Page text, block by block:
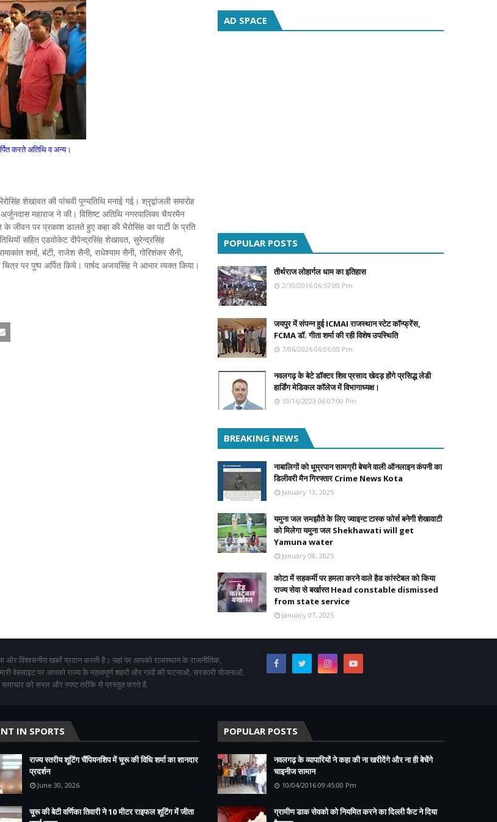
करते अतिथि व अन्य।
शेखावत की पांचवी पूण्यतिथि मनाई गई। श्रृद्वांजली समारोह
महाराज ने की। विशिष्ट अतिथि नगरपालिका चैयरमैन
जीवन पर प्रकाश डालते हुए कहा की भैरोसिंह का पार्टी के प्रति
सहित एडवोकेट दीपेन्द्रसिंह शेखावत, सुरेन्द्रसिंह
शर्मा, बंटी, राजेश सैनी, राधेश्याम सैनी, गोरिशंकर सैनी,
पर पुष्प अर्पित किये। पार्षद अजयसिंह ने आभार व्यक्त किया।
AD SPACE
POPULAR POSTS
तीर्थराज लोहार्गल धाम का इतिहास
2/10/2016 06:57:00 Pm
जयपुर में संपन्न हुई ICMAI राजस्थान स्टेट कॉन्फ्रेंस,
FCMA डॉ. गीता शर्मा की रही विशेष उपस्थिति
7/06/2026 06:06:00 Pm
नवलगढ़ के बेटे डॉक्टर शिव प्रसाद खेदड़ होंगे प्रसिद्ध लेडी
हार्डिंग मेडिकल कॉलेज में विभागाध्यक्ष।
10/16/2023 06:07:00 Pm
BREAKING NEWS
नाबालिगों को धूम्रपान सामग्री बेचने वाली ऑनलाइन कंपनी का
डिलीवरी मैन गिरफ्तार Crime News Kota
January 13, 2025
यमुना जल समझौते के लिए ज्वाइन्ट टास्क फोर्स बनेगी शेखावाटी
को मिलेगा यमुना जल Shekhawati will get
Yamuna water
January 08, 2025
कोटा में सहकर्मी पर हमला करने वाले हैड कांस्टेबल को किया
राज्य सेवा से बर्खास्त Head constable dismissed
from state service
January 07, 2025
और विश्वसनीय खबरें प्रदान करती है। यहां पर आपको राजस्थान के राजनीतिक,
वेबसाइट पर आपको राज्य के महत्वपूर्ण शहरों और गांवों की घटनाओं, सरकारी योजनाओं,
को सरल और स्पष्ट तरीके से प्रस्तुत करते हैं,
IN SPORTS
राज्य स्तरीय शूटिंग चैंपियनशिप में चूरू की विधि शर्मा का शानदार
प्रदर्शन
June 30, 2026
चूरू की बेटी वर्णिका तिवारी ने 10 मीटर राइफल शूटिंग में जीता
POPULAR POSTS
नवलगढ़ के व्यापारियों ने कहा की ना खरीदेंगे और ना ही बेचेंगे
चाइनीज सामान
10/04/2016 09:45:00 Pm
ग्रामीण डाक सेवको को नियमित करने का दिल्ली कैट ने दिया